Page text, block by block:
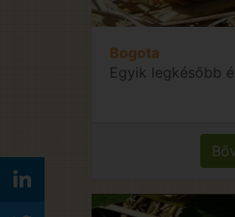
Bogota
Egyik legkésőbb